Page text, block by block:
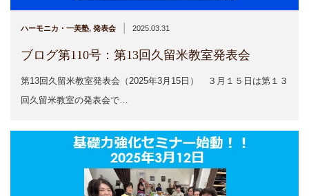
ハーモニカ・一美塾, 発表会 | 2025.03.31
ブログ第110号：第13回久留米教室発表会
第13回久留米教室発表会（2025年3月15日） ３月１５日は第１３
回久留米教室の発表会で…